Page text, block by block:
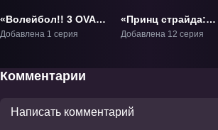
«Волейбол!! 3 OVA»
ОВА-1
Добавлена 1 серия
«Принц страйда:
Альтернатива» ТВ-1
Добавлена 12 серия
Комментарии